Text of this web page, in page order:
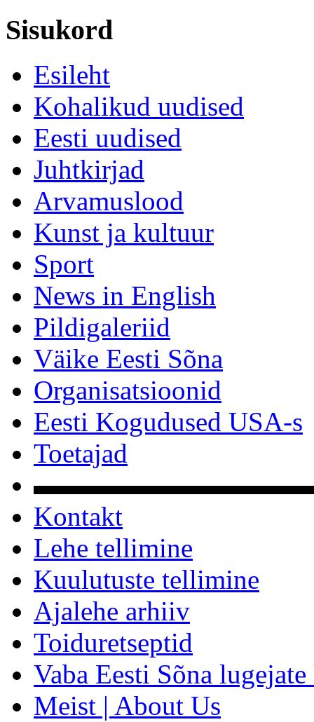
Sisukord
Esileht
Kohalikud uudised
Eesti uudised
Juhtkirjad
Arvamuslood
Kunst ja kultuur
Sport
News in English
Pildigaleriid
Väike Eesti Sõna
Organisatsioonid
Eesti Kogudused USA-s
Toetajad
Kontakt
Lehe tellimine
Kuulutuste tellimine
Ajalehe arhiiv
Toiduretseptid
Vaba Eesti Sõna
Meist | About Us